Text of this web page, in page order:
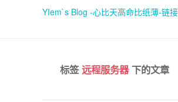
YIem`s Blog -心比天高命比纸薄-链
标签远程服务器 下的文章